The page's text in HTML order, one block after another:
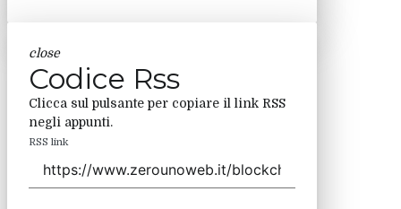
close
Codice Rss
Clicca sul pulsante per copiare il link RSS
negli appunti.
RSS link